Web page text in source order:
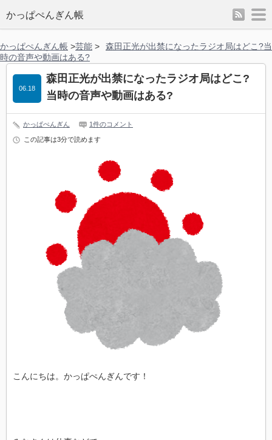
かっぱぺんぎん帳 rss
かっぱぺんぎん帳 >芸能 >
森田正光が出禁になったラジオ局はどこ?当
時の音声や動画はある?
森田正光が出禁になったラジオ局はどこ?
当時の音声や動画はある?
06.18
かっぱぺんぎん 1件のコメント
この記事は3分で読めます
こんにちは。かっぱぺんぎんです！